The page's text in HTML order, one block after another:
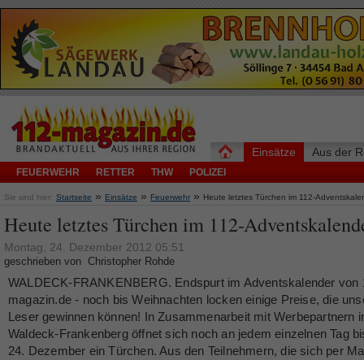
Einsätze
FEUERWEHR RETTER THW POLIZEI
Aus der
Sie sind hier: Startseite » Einsätze » Feuerwehr » Heute letztes Türchen im 112-
Heute letztes Türchen im 112-
Montag, 24. Dezember 2012 05:51
geschrieben von Christopher Rohde
WALDECK-FRANKENBERG. Endspurt im Adventskalender von
magazin.de - noch bis Weihnachten locken einige Preise, die
Leser gewinnen können! In Zusammenarbeit mit Werbepartnern
Waldeck-Frankenberg öffnet sich noch an jedem einzelnen Tag
24. Dezember ein Türchen. Aus den Teilnehmern, die sich per